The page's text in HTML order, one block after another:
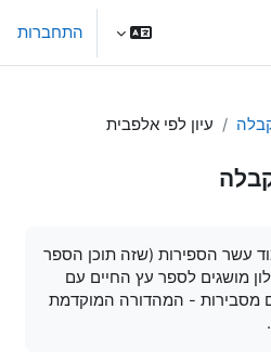
התחברות
עיון לפי אלפבית
עשר הספירות (שזה תוכן הספר
מושגים לספר עץ החיים עם
מסבירות - המהדורה המוקדמת